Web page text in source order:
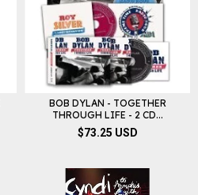
BOB DYLAN - TOGETHER
THROUGH LIFE - 2 CD...
$73.25 USD